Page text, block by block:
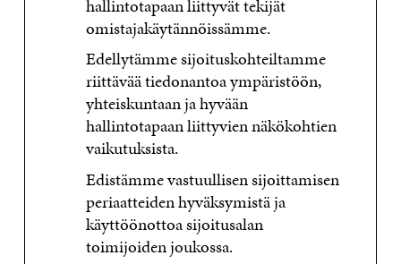
hallintotapaan liittyvät tekijät
omistajakäytännöissämme.
Edellytämme sijoituskohteiltamme
riittävää tiedonantoa ympäristöön,
yhteiskuntaan ja hyvään
hallintotapaan liittyvien näkökohtien
vaikutuksista.
Edistämme vastuullisen sijoittamisen
periaatteiden hyväksymistä ja
käyttöönottoa sijoitusalan
toimijoiden joukossa.